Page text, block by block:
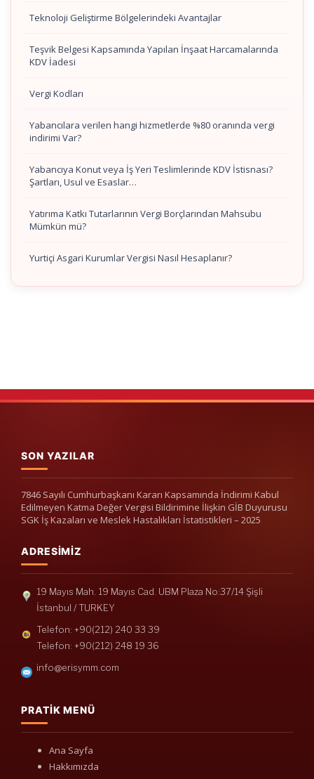
Teknoloji Geliştirme Bölgelerindeki Avantajlar
Teşvik Belgesi Kapsamında Yapılan İnşaat Harcamalarında
KDV İadesi
Vergi Kodları
Yabancılara verilen hangi hizmetlerde %80 oranında vergi
indirimi Var?
Yabancıya Konut veya İş Yeri Teslimlerinde KDV İstisnası?
Şartları, Usul ve Esaslar…
Yatırıma Katkı Tutarlarının Vergi Borçlarından Mahsubu
Mümkün mü?
Yurtiçi Asgari Kurumlar Vergisi Nasıl Hesaplanır?
SON YAZILAR
7846 Sayılı Cumhurbaşkanı Kararı Kapsamında İndirimi Kabul
Edilmeyen Katma Değer Vergisi Bildirimine İlişkin GİB Duyurusu
SGK İş Kazaları ve Meslek Hastalıkları İstatistikleri – 2025
ADRESIMIZ
19 Mayıs Mah. 19 Mayıs Cad. UBM Plaza No:37/14 Şişli
İstanbul / TURKEY
Telefon: +90(212) 240 33 39
Telefon: +90(212) 248 19 36
info@erisymm.com
PRATIK MENÜ
Ana Sayfa
Hakkımızda